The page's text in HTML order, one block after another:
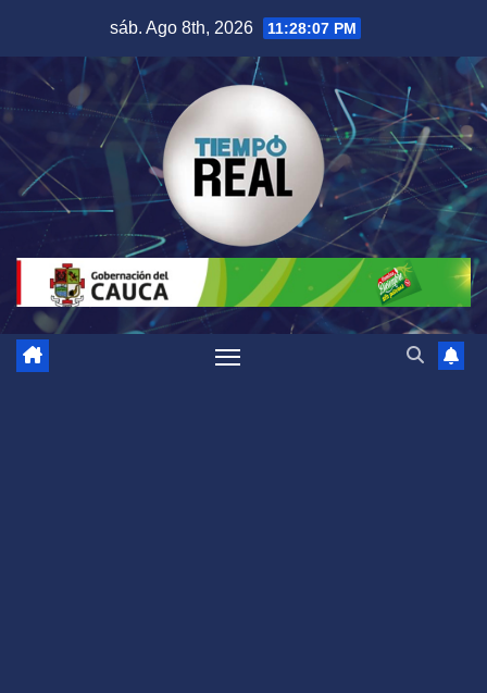
contenido
sáb. Ago 8th, 2026 11:28:07 PM